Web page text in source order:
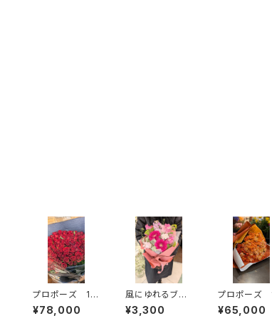
プロポーズ 10
8本の赤バラ
¥78,000
風にゆれるブー
ケ ピンク系
季節のお花束
¥3,300
プロポーズ
8本のバラの花
束
¥65,000